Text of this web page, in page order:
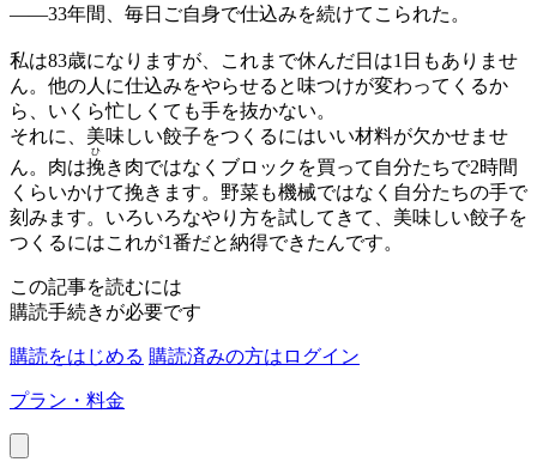
——33年間、毎日ご自身で仕込みを続けてこられた。
私は83歳になりますが、これまで休んだ日は1日もありませ
ん。他の人に仕込みをやらせると味つけが変わってくるか
ら、いくら忙しくても手を抜かない。
それに、美味しい餃子をつくるにはいい材料が欠かせませ
ん。肉は挽
ひ
き肉ではなくブロックを買って自分たちで2時間
くらいかけて挽きます。野菜も機械ではなく自分たちの手で
刻みます。いろいろなやり方を試してきて、美味しい餃子を
つくるにはこれが1番だと納得できたんです。
この記事を読むには
購読手続きが必要です
購読をはじめる 購読済みの方はログイン
プラン・料金